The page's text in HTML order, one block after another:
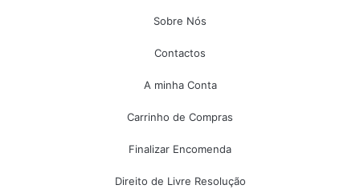
Sobre Nós
Contactos
A minha Conta
Carrinho de Compras
Finalizar Encomenda
Direito de Livre Resolução